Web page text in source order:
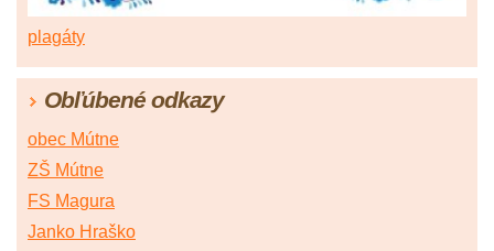
plagáty
Obľúbené odkazy
obec Mútne
ZŠ Mútne
FS Magura
Janko Hraško